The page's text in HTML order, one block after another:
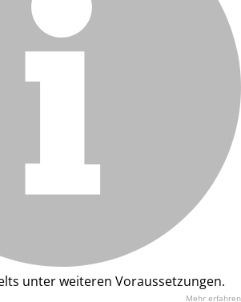
unter weiteren Voraussetzungen.
Mehr erfahren